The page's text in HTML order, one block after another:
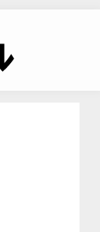
水
易